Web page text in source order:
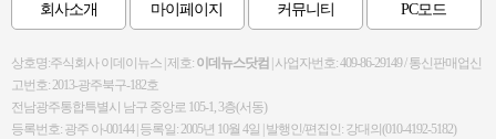
회사소개 마이페이지 커뮤니티 PC모드
상호명:주식회사 이데이뉴스 | 제호: 이데뉴스닷컴 | 사업자번호: 409-86-29149 / 통신판매업신
고번호: 2013-광주북구-182호
전남광주통합특별시 남구 중앙로 105-1, 3층(서동)
등록번호: 광주 아-00144 | 등록일: 2005년 10월 4일 | 발행인/편집인: 강대의(010-4192-5182)